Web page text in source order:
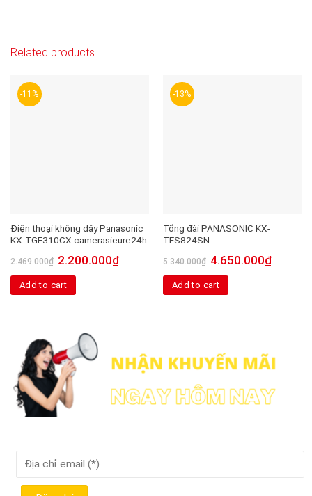
Related products
-11%
Điện thoại không dây Panasonic
KX-TGF310CX camerasieure24h
2.469.000₫ 2.200.000₫
Add to cart
-13%
Tổng đài PANASONIC KX-
TES824SN
5.340.000₫ 4.650.000₫
Add to cart